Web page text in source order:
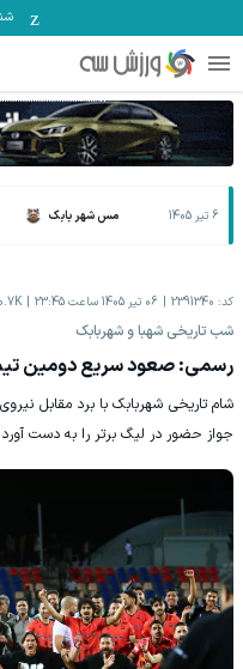
شنبه
6 تیر 1405 مس شهر بابک
کد: 2391340 06 تیر 1405 ساعت 23:45
شب تاریخی شهبا و شهربابک
رسمی: صعود سریع دومین تیم
شام تاریخی شهربابک با برد مقابل
جواز حضور در لیگ برتر را به دست آورد.